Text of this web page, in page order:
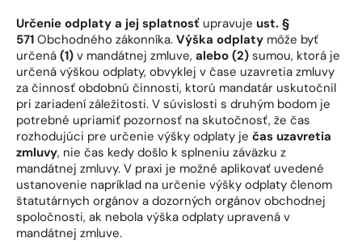
Určenie odplaty a jej splatnosť upravuje ust. §
571 Obchodného zákonníka. Výška odplaty môže byť
určená (1) v mandátnej zmluve, alebo (2) sumou, ktorá je
určená výškou odplaty, obvyklej v čase uzavretia zmluvy
za činnosť obdobnú činnosti, ktorú mandatár uskutočnil
pri zariadení záležitosti. V súvislosti s druhým bodom je
potrebné upriamiť pozornosť na skutočnosť, že čas
rozhodujúci pre určenie výšky odplaty je čas uzavretia
zmluvy, nie čas kedy došlo k splneniu záväzku z
mandátnej zmluvy. V praxi je možné aplikovať uvedené
ustanovenie napríklad na určenie výšky odplaty členom
štatutárnych orgánov a dozorných orgánov obchodnej
spoločnosti, ak nebola výška odplaty upravená v
mandátnej zmluve.